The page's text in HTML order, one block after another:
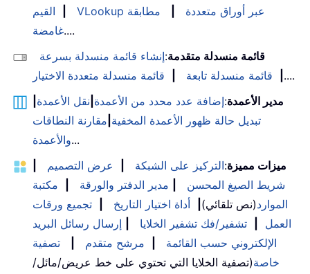
القيم
VLookup عبر أوراق متعددة
مطابقة
غامضة....
قائمة منسدلة متقدمة:إنشاء قائمة منسدلة بسرعة
قائمة منسدلة تابعة قائمة منسدلة متعددة الاختيار
....
مدير الأعمدة:إضافة عدد محدد من الأعمدة نقل الأعمدة
تبديل حالة ظهور الأعمدة المخفية مقارنة النطاقات
والأعمدة...
ميزات مميزة:التركيز على الشبكة عرض التصميم
شريط الصيغ المحسن
مدير الدفتر والورقة
مكتبة
الموارد(نص تلقائي) أداة اختيار التاريخ
تجميع ورقات
العمل
تشفير/فك تشفير الخلايا
إرسال رسائل البريد
الإلكتروني حسب القائمة
مرشح متقدم
تصفية
خاصة(تصفية الخلايا التي تحتوي على خط عريض/مائل/